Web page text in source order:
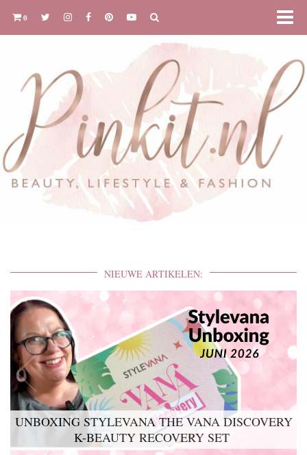
0
NIEUWE ARTIKELEN:
UNBOXING STYLEVANA THE VANA DISCOVERY
K-BEAUTY RECOVERY SET